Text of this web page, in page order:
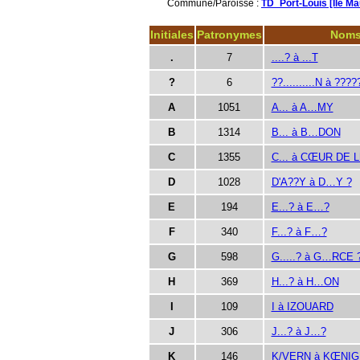
Commune/Paroisse : TD_Port-Louis [Ile
Initiales Patronymes Noms
. 7 ....? à ...T
? 6 ??..........N à
A 1051 A... à A…MY
B 1314 B... à B…DON
C 1355 C... à CŒUR DE
D 1028 D'A??Y à D…Y ?
E 194 E...? à E…?
F 340 F...? à F…?
G 598 G.....? à G…RCE
H 369 H...? à H…ON
109 I à IZOUARD
J 306 J...? à J…?
K 146 K/VERN à KŒNIG